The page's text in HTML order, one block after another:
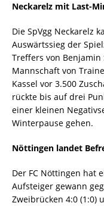
Neckarelz mit Last-
Die SpVgg Neckarelz
Auswärtssieg der
Treffers von Benjamin
Mannschaft von
Kassel vor 3.500
rückte bis auf drei
einer kleinen
Winterpause gehen.
Nöttingen landet
Der FC Nöttingen hat
Aufsteiger gewann
Zweibrücken 4:0 (1:0)